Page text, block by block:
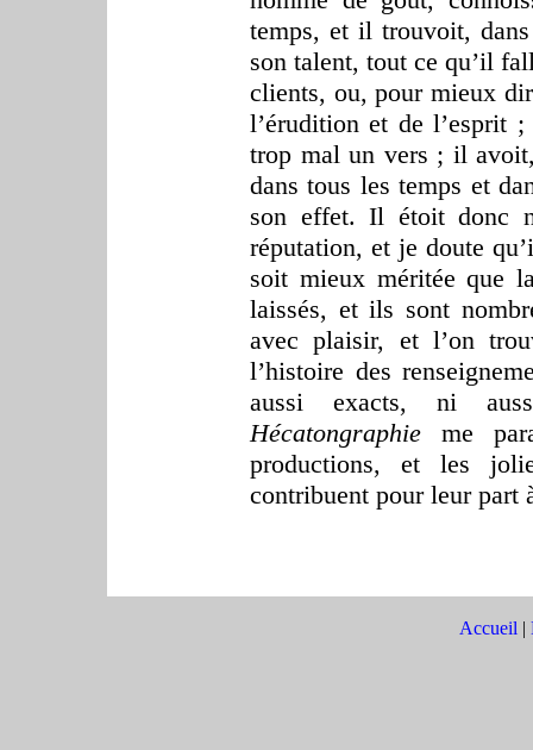
temps, et il trouvoit,
son talent, tout ce qu’il
clients, ou, pour mieux
l’érudition et de l’esprit
trop mal un vers ; il
dans tous les temps et
son effet. Il étoit donc
réputation, et je doute
soit mieux méritée que
laissés, et ils sont
avec plaisir, et l’on
l’histoire des
aussi exacts, ni
Hécatongraphie me
productions, et les
contribuent pour leur part
Accueil |